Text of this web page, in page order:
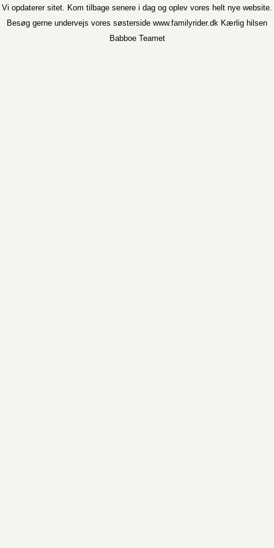
Vi opdaterer sitet. Kom tilbage senere i dag og oplev vores helt nye website.
Besøg gerne undervejs vores søsterside www.familyrider.dk Kærlig hilsen
Babboe Teamet